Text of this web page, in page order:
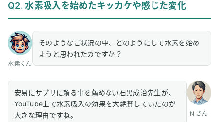
Q2. 水素吸入を始めたキッカケや感じた変化
水素くん
そのようなご状況の中、どのようにして水素を始め
ようと思われたのですか？
N さん
安易にサプリに頼る事を薦めない石黒成治先生が、
YouTube上で水素吸入の効果を大絶賛していたのが
大きな理由ですね。